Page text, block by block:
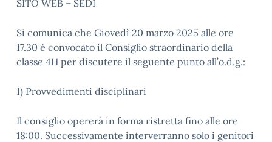
SITO WEB – SEDI
Si comunica che Giovedì 20 marzo 2025 alle ore
17.30 è convocato il Consiglio straordinario della
classe 4H per discutere il seguente punto all’o.d.g.:
1) Provvedimenti disciplinari
Il consiglio opererà in forma ristretta fino alle ore
18:00. Successivamente interverranno solo i genitori